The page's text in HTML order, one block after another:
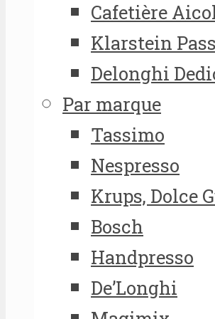
Cafetière
Klarstein
Delonghi
Par marque
Tassimo
Nespresso
Krups, Dolce
Bosch
Handpresso
De’Longhi